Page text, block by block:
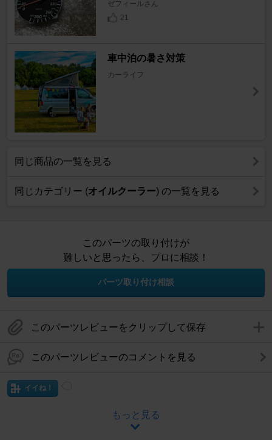
ゼフィールさん
21
車中泊の暑さ対策
カーライフ
同じ商品の一覧を見る
同じカテゴリー (オイルクーラー) の一覧を見る
このパーツの取り付けが
難しいと思ったら、プロに相談！
パーツ取り付け相談
このパーツレビューをクリップして保存
このパーツレビューのコメントを見る
イイね！
もっと見る